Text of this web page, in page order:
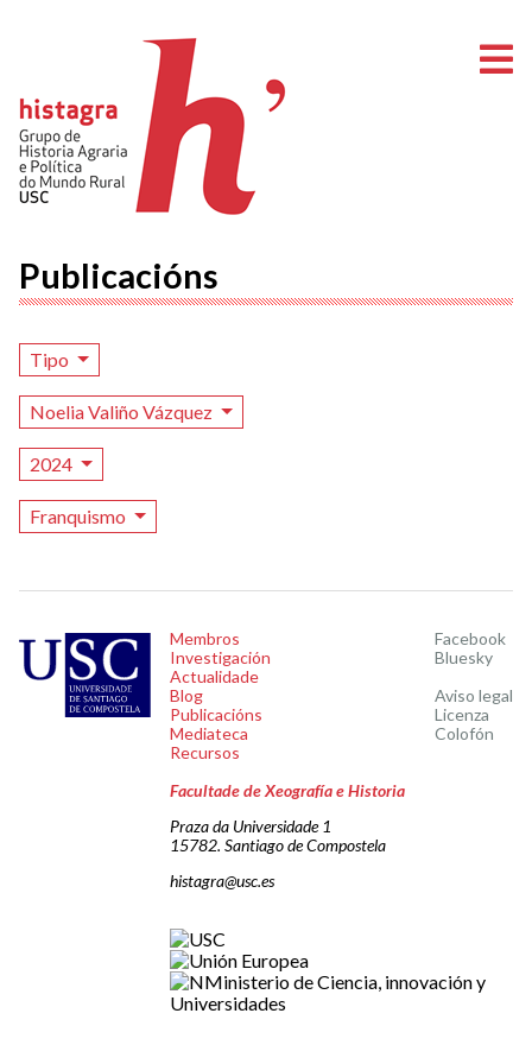
Publicacións
Tipo
Noelia Valiño Vázquez
2024
Franquismo
Membros
Investigación
Actualidade
Blog
Publicacións
Mediateca
Recursos
Facebook
Bluesky
Aviso legal
Licenza
Colofón
Facultade de Xeografía e Historia
Praza da Universidade 1
15782. Santiago de Compostela
histagra@usc.es